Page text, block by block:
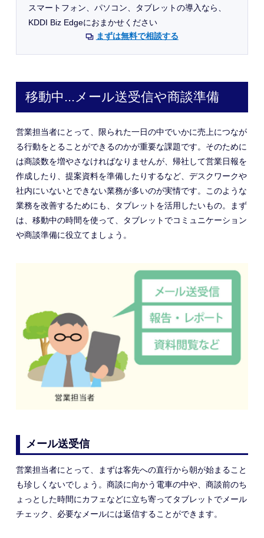
スマートフォン、パソコン、タブレットの導入なら、
KDDI Biz Edgeにおまかせください
まずは無料で相談する
移動中...メール送受信や商談準備
営業担当者にとって、限られた一日の中でいかに売上につなが
る行動をとることができるのかが重要な課題です。そのために
は商談数を増やさなければなりませんが、帰社して営業日報を
作成したり、提案資料を準備したりするなど、デスクワークや
社内にいないとできない業務が多いのが実情です。このような
業務を改善するためにも、タブレットを活用したいもの。まず
は、移動中の時間を使って、タブレットでコミュニケーション
や商談準備に役立てましょう。
メール送受信
営業担当者にとって、まずは客先への直行から朝が始まること
も珍しくないでしょう。商談に向かう電車の中や、商談前のち
ょっとした時間にカフェなどに立ち寄ってタブレットでメール
チェック、必要なメールには返信することができます。